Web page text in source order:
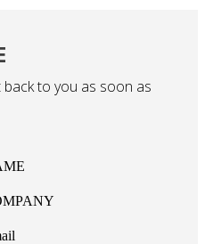
back to you as soon as